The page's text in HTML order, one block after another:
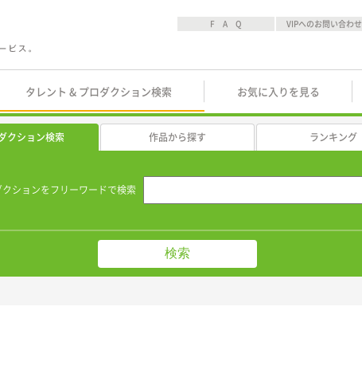
F A Q VIPへのお問い合わせ
タレント & プロダクション検索 お気に入りを見る
クション検索 作品から探す ランキング
クションをフリーワードで検索